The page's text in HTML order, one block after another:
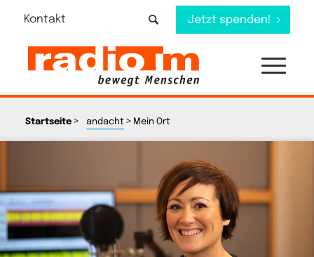
Kontakt Jetzt spenden!
Startseite> andacht> Mein Ort